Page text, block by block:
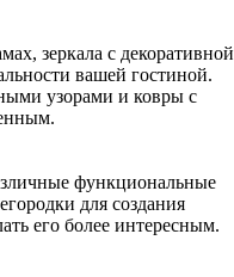
зеркала с декоративной
вашей гостиной.
узорами и ковры с
функциональные
для создания
его более интересным.